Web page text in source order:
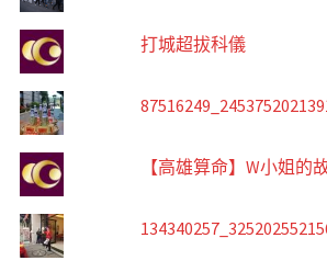
打城超拔科儀
【高雄算命】W小姐的